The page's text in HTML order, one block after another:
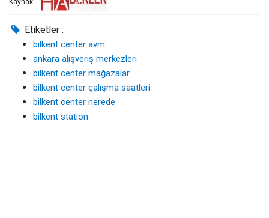
Kaynak:
Etiketler :
bilkent center avm
ankara alışveriş merkezleri
bilkent center mağazalar
bilkent center çalışma saatleri
bilkent center nerede
bilkent station